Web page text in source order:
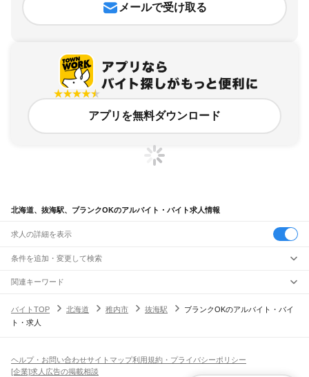
メールで受け取る
アプリを無料ダウンロード
北海道、抜海駅、ブランクOKのアルバイト・バイト求人情報
求人の詳細を表示
条件を追加・変更して検索
市区町村を追加・変更
北海道すべて
札幌市
苫小牧市稚内市美唄市芦別市江別市赤平市紋別市士別市名寄市三笠市
千歳市滝川市砂川市 登別市恵庭市伊達市北広島市
駅を追加・変更
落部駅野田生駅山越駅八雲駅山崎駅黒岩駅国縫駅中ノ沢駅長万部駅
職種を追加・変更
飲食・フードサービスすべて
ホールスタッフキッチンスタッフ
人気
関連キーワード
バイトTOP
北海道 稚内市 抜海駅
ブランクOKのアルバイト・バイ
ト・求人
ヘルプ・お問い合わせサイトマップ利用規約・プライバシーポリシー
[企業]求人広告の掲載相談